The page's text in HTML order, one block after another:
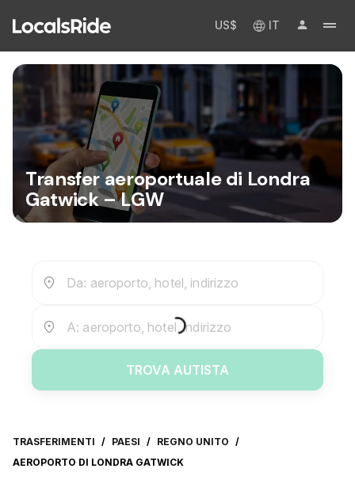
US$ IT
Transfer aeroportuale di Londra
Gatwick – LGW
Da: aeroporto, hotel, indirizzo
A: aeroporto, hotel, indirizzo
TROVA AUTISTA
TRASFERIMENTI / PAESI / REGNO UNITO /
AEROPORTO DI LONDRA GATWICK